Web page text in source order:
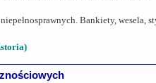
Bankiety,